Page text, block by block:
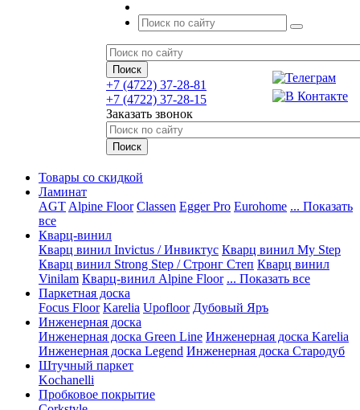
+7 (4722) 37-28-81
+7 (4722) 37-28-15
Заказать звонок
Товары со скидкой
Ламинат
AGT Alpine Floor Classen Egger Pro Eurohome ... Показать
все
Кварц-винил
Кварц винил Invictus / Инвиктус Кварц винил My Step
Кварц винил Strong Step / Стронг Степ Кварц винил
Vinilam Кварц-винил Alpine Floor ... Показать все
Паркетная доска
Focus Floor Karelia Upofloor Дубовый Яръ
Инженерная доска
Инженерная доска Green Line Инженерная доска Karelia
Инженерная доска Legend Инженерная доска Стародуб
Штучный паркет
Kochanelli
Пробковое покрытие